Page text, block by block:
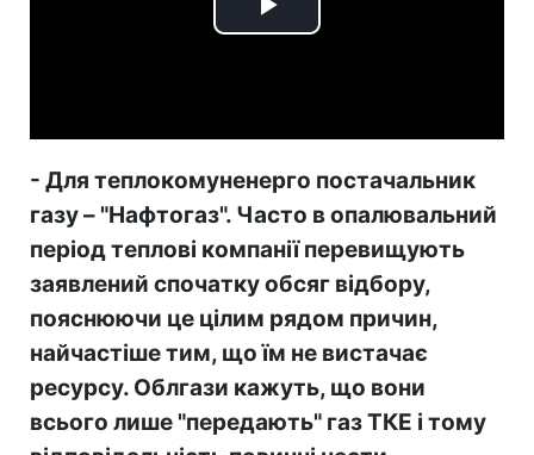
Play
- Для теплокомуненерго постачальник
газу – "Нафтогаз". Часто в опалювальний
період теплові компанії перевищують
заявлений спочатку обсяг відбору,
пояснюючи це цілим рядом причин,
найчастіше тим, що їм не вистачає
ресурсу. Облгази кажуть, що вони
всього лише "передають" газ ТКЕ і тому